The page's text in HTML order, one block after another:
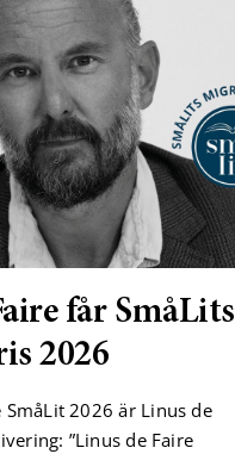
får SmåLits
2026
2026 är Linus de
”Linus de Faire